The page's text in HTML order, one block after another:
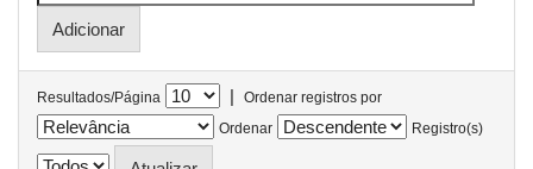
Resultados/Página |
Ordenar registros por
Ordenar
Registro(s)